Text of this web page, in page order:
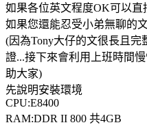
如果各位英文程度OK可以直
如果您還能忍受小弟無聊的
(因為Tony大仔的文很長且
證...接下來會利用上班時間
助大家)
先說明安裝環境
CPU:E8400
RAM:DDR II 800 共4GB